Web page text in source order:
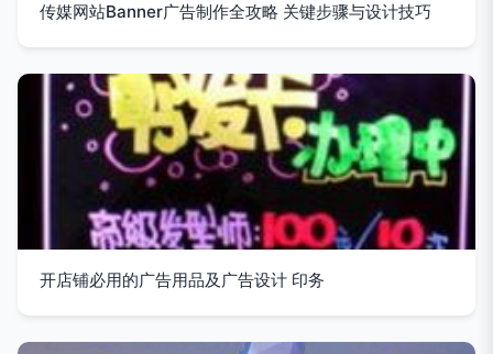
传媒网站Banner广告制作全攻略 关键步骤与设计技巧
开店铺必用的广告用品及广告设计 印务